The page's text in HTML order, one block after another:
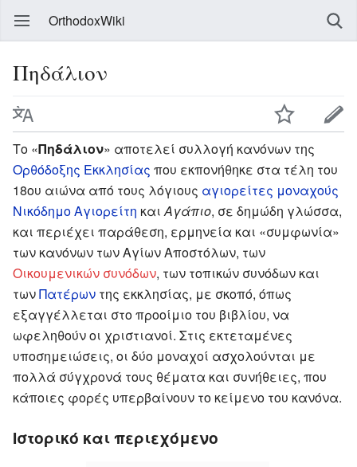
OrthodoxWiki
Πηδάλιον
Τo «Πηδάλιον» αποτελεί συλλογή κανόνων της
Ορθόδοξης Εκκλησίας που εκπονήθηκε στα τέλη του
18ου αιώνα από τους λόγιους αγιορείτες μοναχούς
Νικόδημο Αγιορείτη και Αγάπιο, σε δημώδη γλώσσα,
και περιέχει παράθεση, ερμηνεία και «συμφωνία»
των κανόνων των Αγίων Αποστόλων, των
Οικουμενικών συνόδων, των τοπικών συνόδων και
τωνΠατέρων της εκκλησίας, με σκοπό, όπως
εξαγγέλλεται στο προοίμιο του βιβλίου, να
ωφεληθούν οι χριστιανοί. Στις εκτεταμένες
υποσημειώσεις, οι δύο μοναχοί ασχολούνται με
πολλά σύγχρονά τους θέματα και συνήθειες, που
κάποιες φορές υπερβαίνουν το κείμενο του κανόνα.
Ιστορικό και περιεχόμενο